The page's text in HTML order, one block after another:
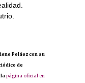
Peláez con su
de
lapágina oficial en